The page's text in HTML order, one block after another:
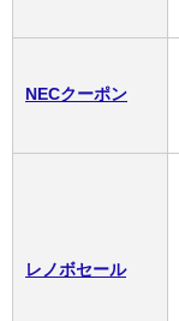
NECクーポン
レノボセール